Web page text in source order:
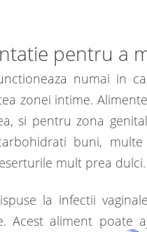
pentru a
numai in
zonei intime.
si pentru zona
buni,
mult prea dulci.
la infectii
Acest aliment poate